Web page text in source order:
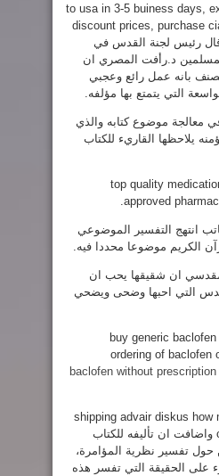
to usa in 3-5 buiness days,
discount prices, purchase
رئيس لجنة القدس في
المسلمين د.رأفت المصري ان
بانه عمل رائع وعجبي
التي يتمتع بها مؤلفه.
معالجة موضوع كتابه والذي
يلاحظها القاريء للكتاب
top quality
approved
انتهج التفسير الموضوعي
الكريم موضوعا محددا فيه.
ان شقيقها يحب ان
التي احبها وضحى ويضحي
buy generic
ordering of baclofen
baclofen without prescription
shipping advair diskus how
واضافت ان تأليفه للكتاب
تفسير نظرية المؤامرة،
على الحقيقة التي تفسر هذه